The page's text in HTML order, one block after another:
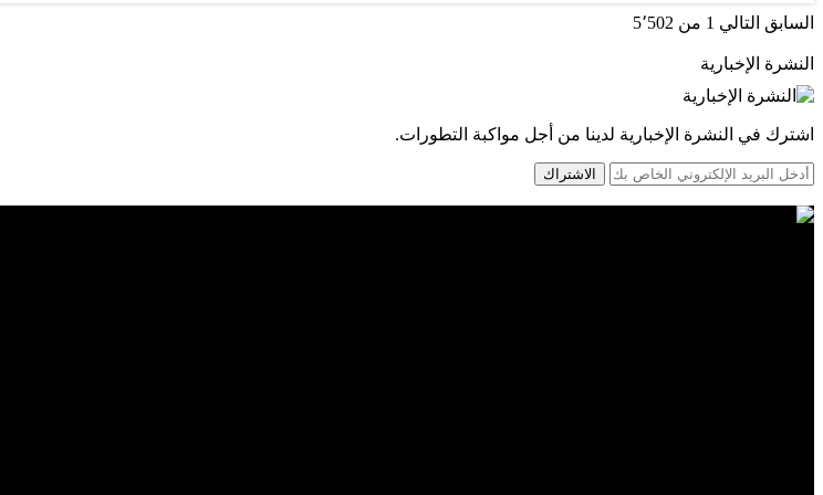
السابق التالي 1 من 5٬502
النشرة الإخبارية
اشترك في النشرة الإخبارية لدينا من أجل مواكبة التطورات.
الاشتراك